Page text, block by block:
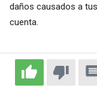
daños causados a
cuenta.